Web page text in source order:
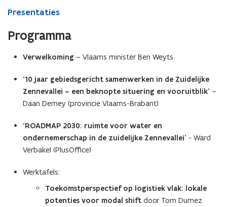
Presentaties
Programma
Verwelkoming – Vlaams minister Ben Weyts
‘10 jaar gebiedsgericht samenwerken in de Zuidelijke
Zennevallei – een beknopte situering en vooruitblik’ –
Daan Demey (provincie Vlaams-Brabant)
‘ROADMAP 2030: ruimte voor water en
ondernemerschap in de zuidelijke Zennevallei’ - Ward
Verbakel (PlusOffice)
Werktafels:
Toekomstperspectief op logistiek vlak: lokale
potenties voor modal shift door Tom Dumez